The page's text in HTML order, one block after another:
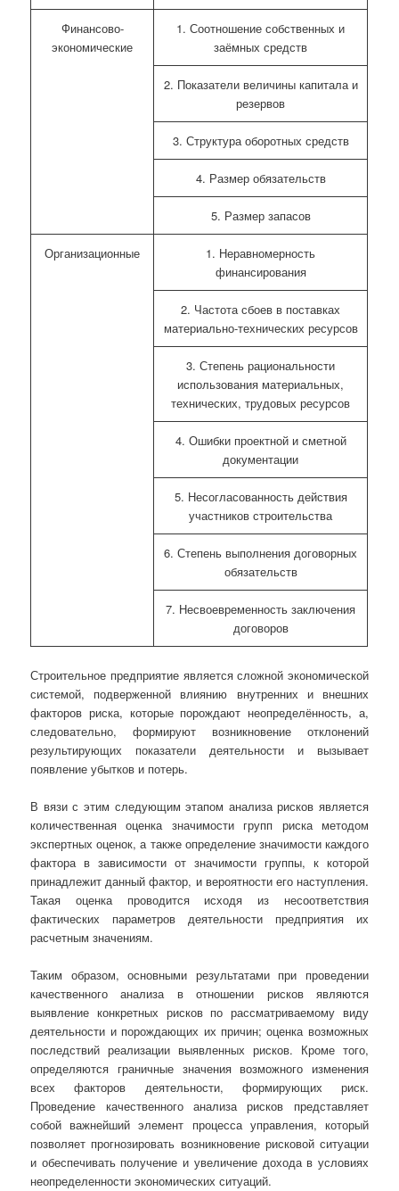
Финансово-
экономические
1. Соотношение собственных и
заёмных средств
2. Показатели величины капитала и
резервов
3. Структура оборотных средств
4. Размер обязательств
5. Размер запасов
Организационные
1. Неравномерность
финансирования
2. Частота сбоев в поставках
материально-технических ресурсов
3. Степень рациональности
использования материальных,
технических, трудовых ресурсов
4. Ошибки проектной и сметной
документации
5. Несогласованность действия
участников строительства
6. Степень выполнения договорных
обязательств
7. Несвоевременность заключения
договоров
Строительное предприятие является сложной экономической
системой, подверженной влиянию внутренних и внешних
факторов риска, которые порождают неопределённость, а,
следовательно, формируют возникновение отклонений
результирующих показатели деятельности и вызывает
появление убытков и потерь.
В вязи с этим следующим этапом анализа рисков является
количественная оценка значимости групп риска методом
экспертных оценок, а также определение значимости каждого
фактора в зависимости от значимости группы, к которой
принадлежит данный фактор, и вероятности его наступления.
Такая оценка проводится исходя из несоответствия
фактических параметров деятельности предприятия их
расчетным значениям.
Таким образом, основными результатами при проведении
качественного анализа в отношении рисков являются
выявление конкретных рисков по рассматриваемому виду
деятельности и порождающих их причин; оценка возможных
последствий реализации выявленных рисков. Кроме того,
определяются граничные значения возможного изменения
всех факторов деятельности, формирующих риск.
Проведение качественного анализа рисков представляет
собой важнейший элемент процесса управления, который
позволяет прогнозировать возникновение рисковой ситуации
и обеспечивать получение и увеличение дохода в условиях
неопределенности экономических ситуаций.